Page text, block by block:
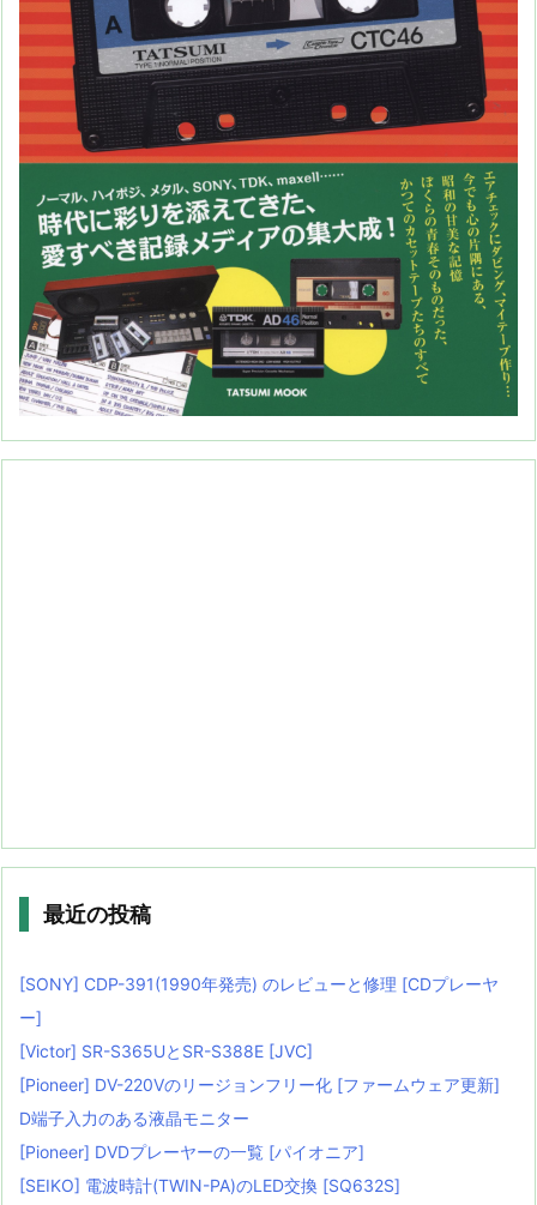
最近の投稿
[SONY] CDP-391(1990年発売) のレビューと修理 [CDプレーヤ
ー]
[Victor] SR-S365UとSR-S388E [JVC]
[Pioneer] DV-220Vのリージョンフリー化 [ファームウェア更新]
D端子入力のある液晶モニター
[Pioneer] DVDプレーヤーの一覧 [パイオニア]
[SEIKO] 電波時計(TWIN-PA)のLED交換 [SQ632S]